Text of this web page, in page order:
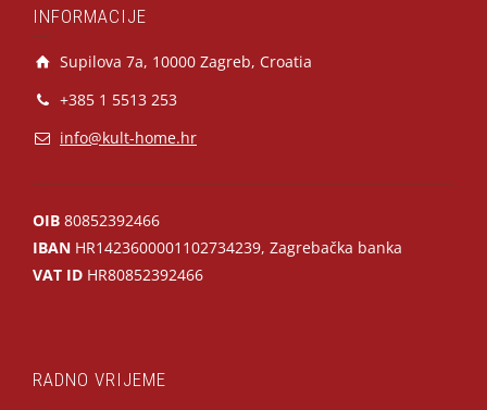
INFORMACIJE
Supilova 7a, 10000 Zagreb, Croatia
+385 1 5513 253
info@kult-home.hr
OIB 80852392466
IBAN HR1423600001102734239, Zagrebačka banka
VAT ID HR80852392466
RADNO VRIJEME